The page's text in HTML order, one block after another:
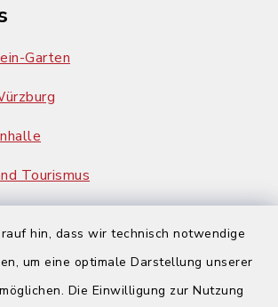
hin, dass wir technisch notwendige
um eine optimale Darstellung unserer
Die Einwilligung zur Nutzung
Garten
Tourismus